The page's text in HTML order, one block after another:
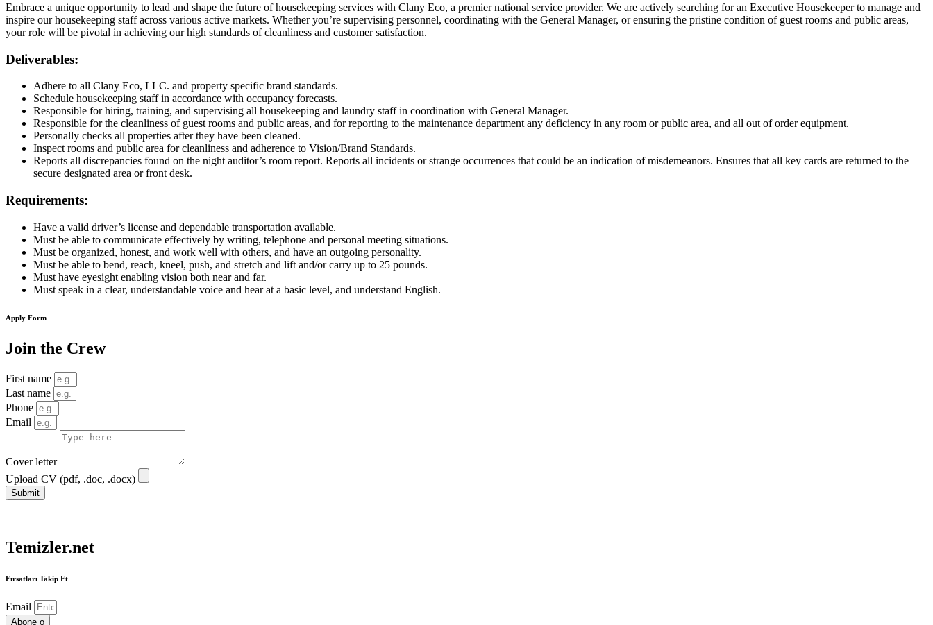
Embrace a unique opportunity to lead and shape the future of housekeeping services with Clany Eco, a premier national service provider. We are actively searching for an Executive Housekeeper to manage and
inspire our housekeeping staff across various active markets. Whether you’re supervising personnel, coordinating with the General Manager, or ensuring the pristine condition of guest rooms and public areas,
your role will be pivotal in achieving our high standards of cleanliness and customer satisfaction.
Deliverables:
Adhere to all Clany Eco, LLC. and property specific brand standards.
Schedule housekeeping staff in accordance with occupancy forecasts.
Responsible for hiring, training, and supervising all housekeeping and laundry staff in coordination with General Manager.
Responsible for the cleanliness of guest rooms and public areas, and for reporting to the maintenance department any deficiency in any room or public area, and all out of order equipment.
Personally checks all properties after they have been cleaned.
Inspect rooms and public area for cleanliness and adherence to Vision/Brand Standards.
Reports all discrepancies found on the night auditor’s room report. Reports all incidents or strange occurrences that could be an indication of misdemeanors. Ensures that all key cards are returned to the
secure designated area or front desk.
Requirements:
Have a valid driver’s license and dependable transportation available.
Must be able to communicate effectively by writing, telephone and personal meeting situations.
Must be organized, honest, and work well with others, and have an outgoing personality.
Must be able to bend, reach, kneel, push, and stretch and lift and/or carry up to 25 pounds.
Must have eyesight enabling vision both near and far.
Must speak in a clear, understandable voice and hear at a basic level, and understand English.
Apply Form
Join the Crew
First name
Last name
Phone
Email
Cover letter
Upload CV (pdf, .doc, .docx)
Submit
Temizler.net
Fırsatları Takip Et
Email
Abone o